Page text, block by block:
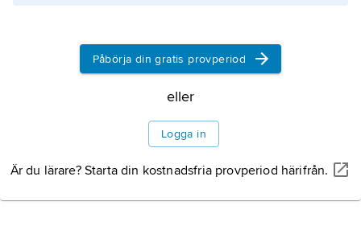
Påbörja din gratis provperiod
eller
Logga in
Är du lärare? Starta din kostnadsfria provperiod härifrån.